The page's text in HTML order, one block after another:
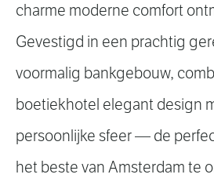
charme moderne comfort
Gevestigd in een prachtig
voormalig bankgebouw,
boetiekhotel elegant design
persoonlijke sfeer — de
het beste van Amsterdam te